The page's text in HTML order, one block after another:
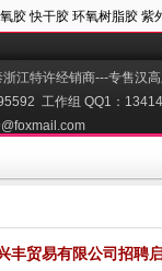
胶 快干胶 环氧树脂胶 紫
浙江特许经销商---专售汉
工作组 QQ1：
丰贸易有限公司招聘